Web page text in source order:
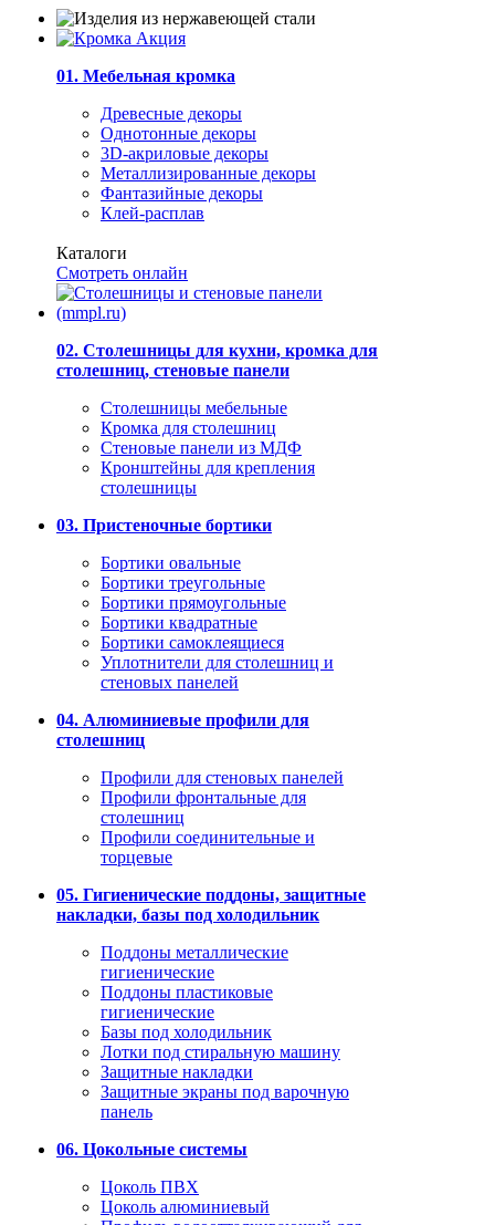
01. Мебельная кромка
Древесные декоры
Однотонные декоры
3D-акриловые декоры
Металлизированные декоры
Фантазийные декоры
Клей-расплав
Каталоги
Смотреть онлайн
02. Столешницы для кухни, кромка для
столешниц, стеновые панели
Столешницы мебельные
Кромка для столешниц
Стеновые панели из МДФ
Кронштейны для крепления
столешницы
03. Пристеночные бортики
Бортики овальные
Бортики треугольные
Бортики прямоугольные
Бортики квадратные
Бортики самоклеящиеся
Уплотнители для столешниц и
стеновых панелей
04. Алюминиевые профили для
столешниц
Профили для стеновых панелей
Профили фронтальные для
столешниц
Профили соединительные и
торцевые
05. Гигиенические поддоны, защитные
накладки, базы под холодильник
Поддоны металлические
гигиенические
Поддоны пластиковые
гигиенические
Базы под холодильник
Лотки под стиральную машину
Защитные накладки
Защитные экраны под варочную
панель
06. Цокольные системы
Цоколь ПВХ
Цоколь алюминиевый